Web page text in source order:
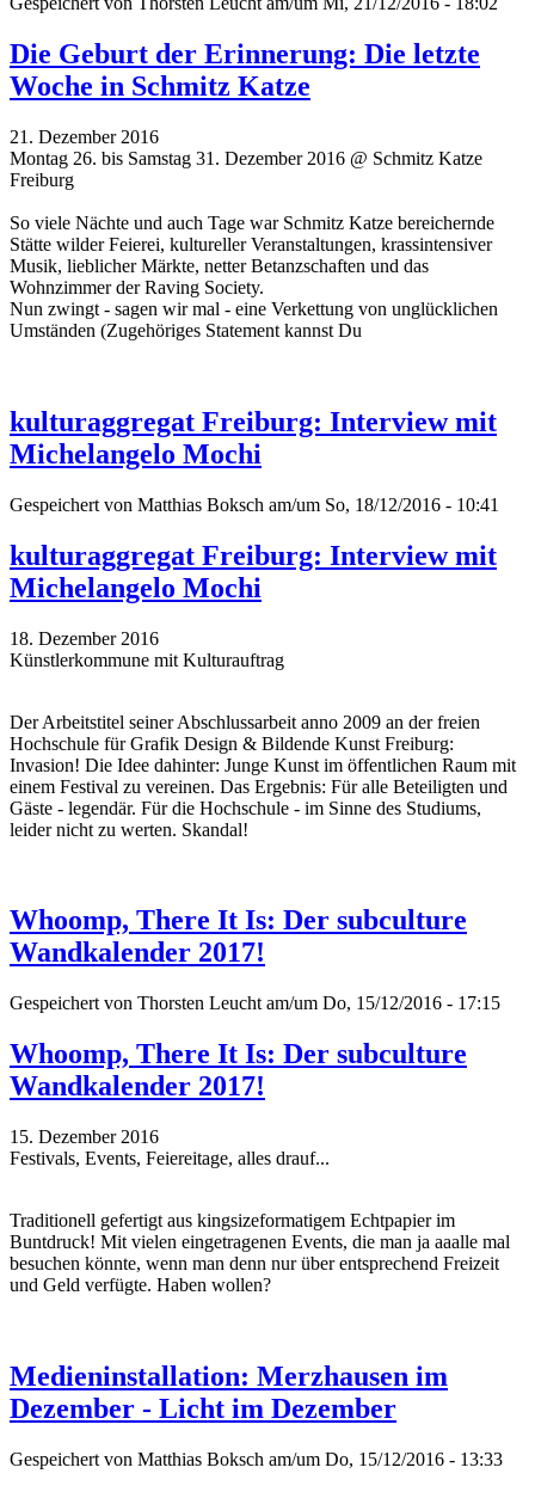
Die Geburt der Erinnerung: Die letzte
Woche in Schmitz Katze
21. Dezember 2016
Montag 26. bis Samstag 31. Dezember 2016 @ Schmitz Katze
Freiburg
So viele Nächte und auch Tage war Schmitz Katze bereichernde
Stätte wilder Feierei, kultureller Veranstaltungen, krassintensiver
Musik, lieblicher Märkte, netter Betanzschaften und das
Wohnzimmer der Raving Society.
Nun zwingt - sagen wir mal - eine Verkettung von unglücklichen
Umständen (Zugehöriges Statement kannst Du
kulturaggregat Freiburg: Interview mit
Michelangelo Mochi
Gespeichert von Matthias Boksch am/um So, 18/12/2016 - 10:41
kulturaggregat Freiburg: Interview mit
Michelangelo Mochi
18. Dezember 2016
Künstlerkommune mit Kulturauftrag
Der Arbeitstitel seiner Abschlussarbeit anno 2009 an der freien
Hochschule für Grafik Design & Bildende Kunst Freiburg:
Invasion! Die Idee dahinter: Junge Kunst im öffentlichen Raum mit
einem Festival zu vereinen. Das Ergebnis: Für alle Beteiligten und
Gäste - legendär. Für die Hochschule - im Sinne des Studiums,
leider nicht zu werten. Skandal!
Whoomp, There It Is: Der subculture
Wandkalender 2017!
Gespeichert von Thorsten Leucht am/um Do, 15/12/2016 - 17:15
Whoomp, There It Is: Der subculture
Wandkalender 2017!
15. Dezember 2016
Festivals, Events, Feiereitage, alles drauf...
Traditionell gefertigt aus kingsizeformatigem Echtpapier im
Buntdruck! Mit vielen eingetragenen Events, die man ja aaalle mal
besuchen könnte, wenn man denn nur über entsprechend Freizeit
und Geld verfügte. Haben wollen?
Medieninstallation: Merzhausen im
Dezember - Licht im Dezember
Gespeichert von Matthias Boksch am/um Do, 15/12/2016 - 13:33